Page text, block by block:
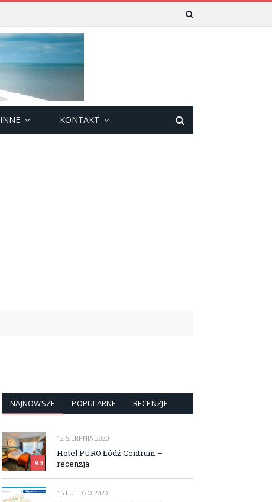
INNE KONTAKT
NAJNOWSZE POPULARNE RECENZJE
9.3
12 SIERPNIA 2020
Hotel PURO Łódź Centrum –
recenzja
15 LUTEGO 2020